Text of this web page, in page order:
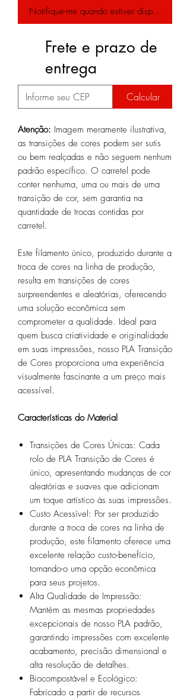
Notifique-me quando estiver disponível
Calcular
Frete e prazo de
entrega
Atenção: Imagem meramente ilustrativa,
as transições de cores podem ser sutis
ou bem realçadas e não seguem nenhum
padrão específico. O carretel pode
conter nenhuma, uma ou mais de uma
transição de cor, sem garantia na
quantidade de trocas contidas por
carretel.
Este filamento único, produzido durante a
troca de cores na linha de produção,
resulta em transições de cores
surpreendentes e aleatórias, oferecendo
uma solução econômica sem
comprometer a qualidade. Ideal para
quem busca criatividade e originalidade
em suas impressões, nosso PLA Transição
de Cores proporciona uma experiência
visualmente fascinante a um preço mais
acessível.
Características do Material
Transições de Cores Únicas: Cada
rolo de PLA Transição de Cores é
único, apresentando mudanças de cor
aleatórias e suaves que adicionam
um toque artístico às suas impressões.
Custo Acessível: Por ser produzido
durante a troca de cores na linha de
produção, este filamento oferece uma
excelente relação custo-benefício,
tornando-o uma opção econômica
para seus projetos.
Alta Qualidade de Impressão:
Mantém as mesmas propriedades
excepcionais de nosso PLA padrão,
garantindo impressões com excelente
acabamento, precisão dimensional e
alta resolução de detalhes.
Biocompostável e Ecológico:
Fabricado a partir de recursos